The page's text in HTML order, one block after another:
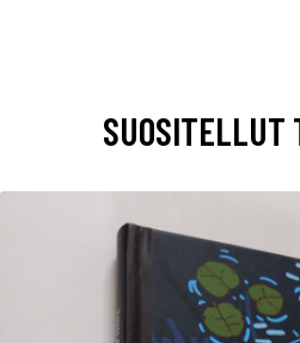
SUOSITELLUT